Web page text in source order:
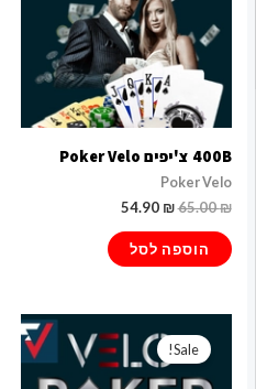
400B צ'יפים Poker Velo
Poker Velo
65.00₪
54.90 ₪
הוספה לסל
Sale!
המקורי
היה:
86.90 ₪.
הנוכחי
הוא:
79.90 ₪.